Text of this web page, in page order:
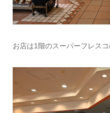
お店は1階のスーパーフレスコ